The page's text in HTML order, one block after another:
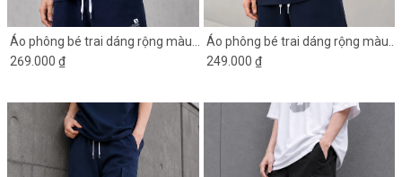
Áo phông bé trai dáng rộng màu
xanh đen phối tay trắng
269.000 ₫
Áo phông bé trai dáng rộng màu
xanh đen in chữ
249.000 ₫